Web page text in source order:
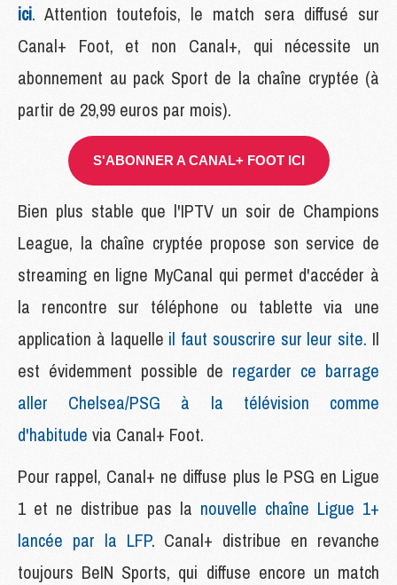
ici. Attention toutefois, le match sera diffusé sur
Canal+ Foot, et non Canal+, qui nécessite un
abonnement au pack Sport de la chaîne cryptée (à
partir de 29,99 euros par mois).
S'ABONNER A CANAL+ FOOT ICI
Bien plus stable que l'IPTV un soir de Champions
League, la chaîne cryptée propose son service de
streaming en ligne MyCanal qui permet d'accéder à
la rencontre sur téléphone ou tablette via une
application à laquelle il faut souscrire sur leur site. Il
est évidemment possible de regarder ce barrage
aller Chelsea/PSG à la télévision comme
d'habitude via Canal+ Foot.
Pour rappel, Canal+ ne diffuse plus le PSG en Ligue
1 et ne distribue pas la nouvelle chaîne Ligue 1+
lancée par la LFP. Canal+ distribue en revanche
toujours BeIN Sports, qui diffuse encore un match